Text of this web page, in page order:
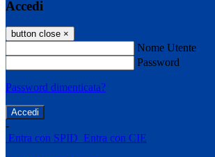
Accedi
button close ×
Nome Utente
Password
Password dimenticata?
-
Entra con SPID Entra con CIE